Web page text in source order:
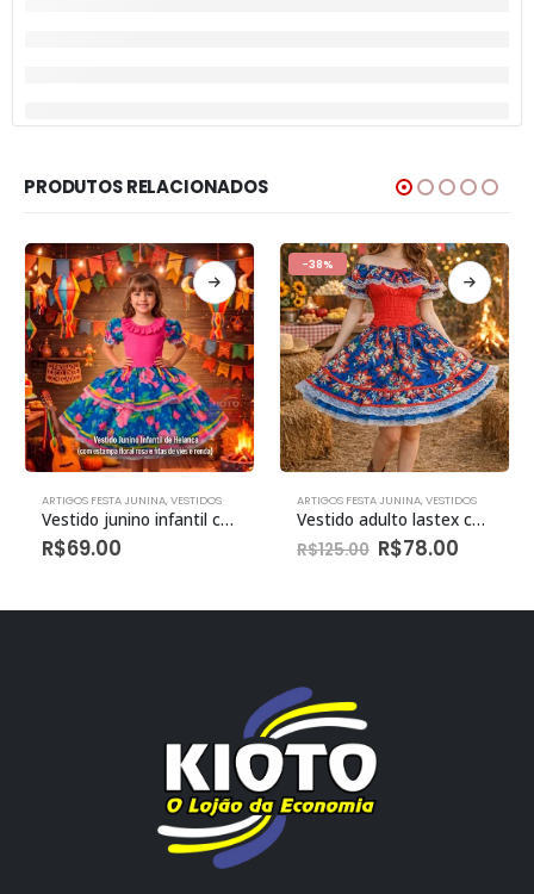
PRODUTOS RELACIONADOS
ARTIGOS FESTA JUNINA,VESTIDOS
Vestido junino infantil com helanca
R$69.00
-38%
ARTIGOS FESTA JUNINA,VESTIDOS
Vestido adulto lastex cor: sortidos
R$125.00 R$78.00